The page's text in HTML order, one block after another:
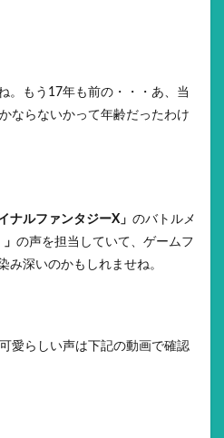
。もう17年も前の・・・あ、当
ならないかって年齢だったわけ
ナルファンタジーX」 のバトルメ
の声を担当していて、ゲームフ
み深いのかもしれませね。
愛らしい声は下記の動画で確認